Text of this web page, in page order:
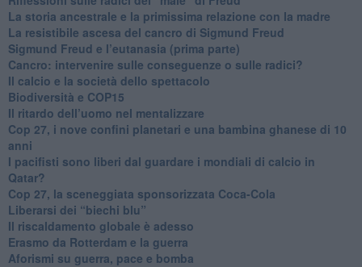
​La storia ancestrale e la primissima relazione con la madre
​La resistibile ascesa del cancro di Sigmund Freud
Sigmund Freud e l’eutanasia (prima parte)
Cancro: intervenire sulle conseguenze o sulle radici?
​Il calcio e la società dello spettacolo
Biodiversità e COP15
​Il ritardo dell’uomo nel mentalizzare
​Cop 27, i nove confini planetari e una bambina ghanese di 10
anni
​I pacifisti sono liberi dal guardare i mondiali di calcio in
Qatar?
​Cop 27, la sceneggiata sponsorizzata Coca-Cola
​Liberarsi dei “biechi blu”
Il riscaldamento globale è adesso
​Erasmo da Rotterdam e la guerra
​Aforismi su guerra, pace e bomba